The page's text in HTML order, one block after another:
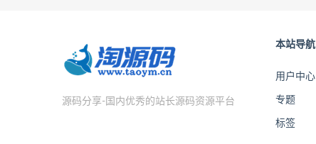
源码分享-国内优秀的站长源码资源平台
本站导航
用户中心
专题
标签